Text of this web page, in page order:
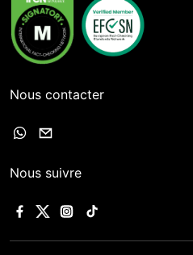
Nous contacter
Nous suivre